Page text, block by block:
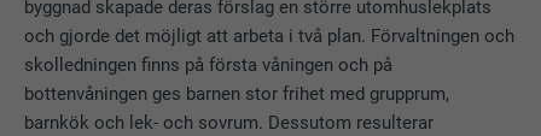
byggnad skapade deras förslag en större utomhuslekplats
och gjorde det möjligt att arbeta i två plan. Förvaltningen och
skolledningen finns på första våningen och på
bottenvåningen ges barnen stor frihet med grupprum,
barnkök och lek- och sovrum. Dessutom resulterar